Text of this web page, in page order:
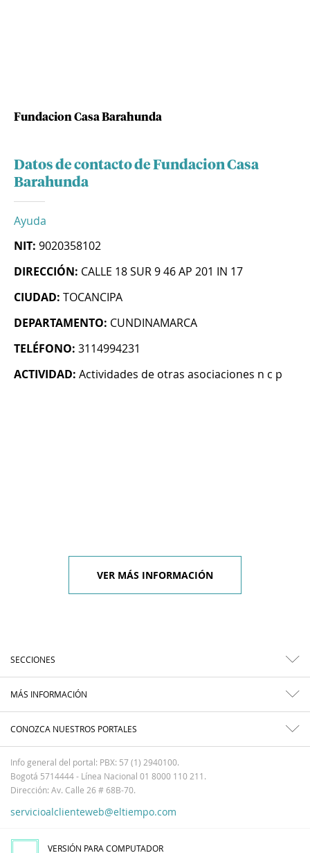
Fundacion Casa Barahunda
Datos de contacto de Fundacion Casa
Barahunda
Ayuda
NIT: 9020358102
DIRECCIÓN: CALLE 18 SUR 9 46 AP 201 IN 17
CIUDAD: TOCANCIPA
DEPARTAMENTO: CUNDINAMARCA
TELÉFONO: 3114994231
ACTIVIDAD: Actividades de otras asociaciones n c p
VER MÁS INFORMACIÓN
SECCIONES
MÁS INFORMACIÓN
CONOZCA NUESTROS PORTALES
Info general del portal: PBX: 57 (1) 2940100.
Bogotá 5714444 - Línea Nacional 01 8000 110 211.
Dirección: Av. Calle 26 # 68B-70.
servicioalclienteweb@eltiempo.com
VERSIÓN PARA COMPUTADOR